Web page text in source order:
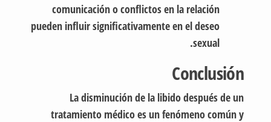
comunicación o conflictos en la relación
pueden influir significativamente en el deseo
sexual.
Conclusión
La disminución de la libido después de un
tratamiento médico es un fenómeno común y